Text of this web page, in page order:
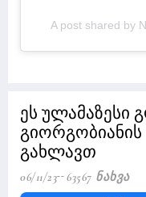
A post shared by
ეს ულამაზესი
გახლავთ
06/11/23 63567 Ნახვა